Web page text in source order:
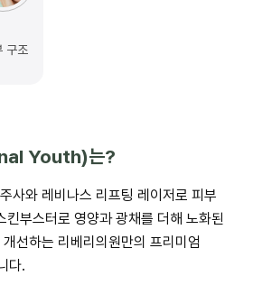
구조
Youth)는?
사와 레비나스 리프팅 레이저로 피부
킨부스터로 영양과 광채를 더해 노화된
선하는 리베리의원만의 프리미엄
다.